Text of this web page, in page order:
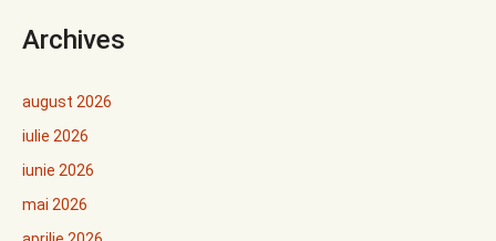
Archives
august 2026
iulie 2026
iunie 2026
mai 2026